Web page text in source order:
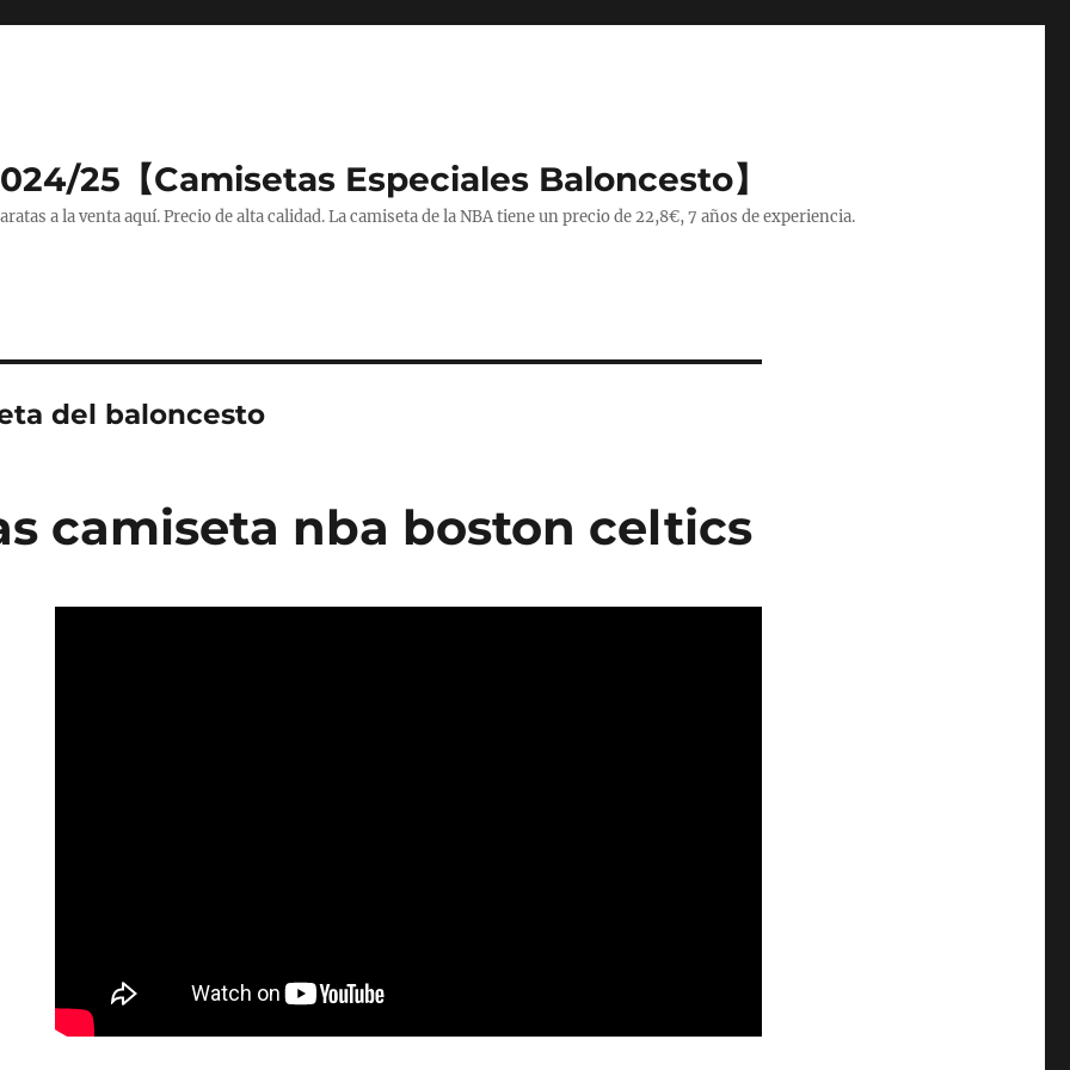
25【Camisetas Especiales Baloncesto】
a la venta aquí. Precio de alta calidad. La camiseta de la NBA tiene un precio de 22,8€, 7 años de experiencia.
del baloncesto
camiseta nba boston celtics